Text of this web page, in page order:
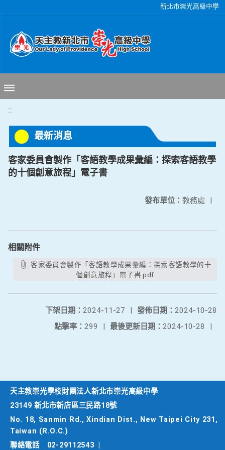
新北市崇光高級中學
:::
最新消息
客家委員會製作「客語教學成果彙編：探索客語教學
的十個創意旅程」電子書
發布單位： 教務處 |
相關附件
客家委員會製作「客語教學成果彙編：探索客語教學的十
個創意旅程」電子書.pdf
發佈日期： 2024-10-28
下架日期： 2024-11-27
|
最後更新日期： 2024-10-28 |
點擊率： 299 |
天主教崇光學校財團法人新北市崇光高級中學
23149 新北市新店區三民路18號
No. 18, Sanmin Rd., Xindian Dist., New Taipei City 231,
Taiwan (R.O.C.)
聯絡電話
02-29112543